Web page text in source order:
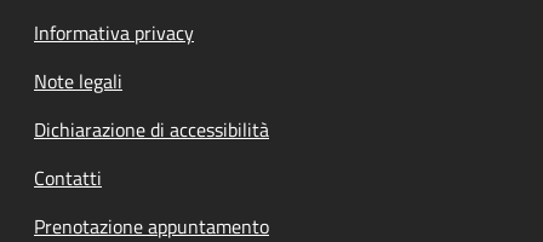
Informativa privacy
Note legali
Dichiarazione di accessibilità
Contatti
Prenotazione appuntamento